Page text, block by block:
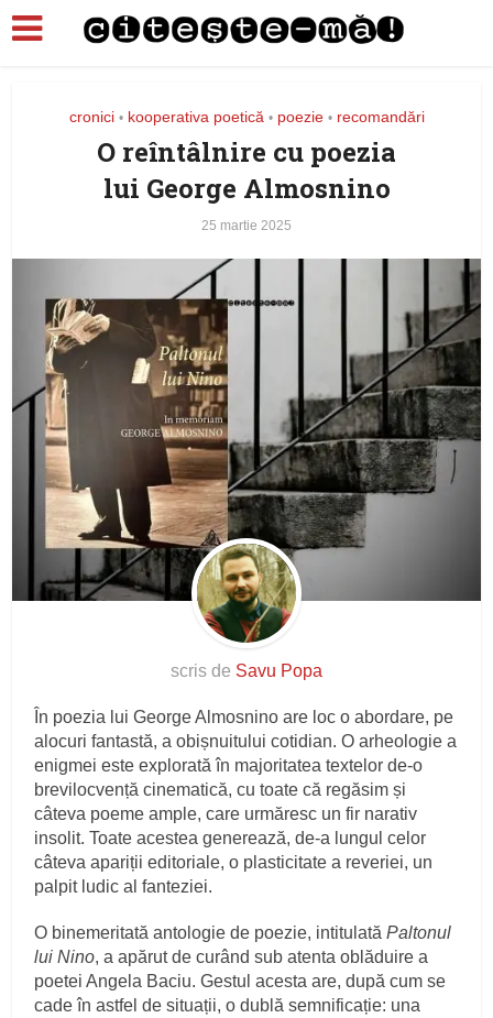
cronici • kooperativa poetică • poezie • recomandări
O reîntâlnire cu poezia
lui George Almosnino
25 martie 2025
scris de Savu Popa
În poezia lui George Almosnino are loc o abordare, pe
alocuri fantastă, a obișnuitului cotidian. O arheologie a
enigmei este explorată în majoritatea textelor de-o
brevilocvență cinematică, cu toate că regăsim și
câteva poeme ample, care urmăresc un fir narativ
insolit. Toate acestea generează, de-a lungul celor
câteva apariții editoriale, o plasticitate a reveriei, un
palpit ludic al fanteziei.
O binemeritată antologie de poezie, intitulatăPaltonul
lui Nino, a apărut de curând sub atenta oblăduire a
poetei Angela Baciu. Gestul acesta are, după cum se
cade în astfel de situații, o dublă semnificație: una